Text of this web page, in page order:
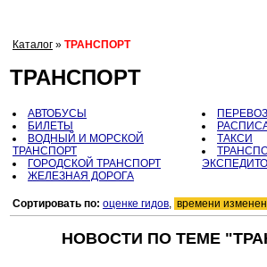
Каталог » ТРАНСПОРТ
ТРАНСПОРТ
АВТОБУСЫ
БИЛЕТЫ
ВОДНЫЙ И МОРСКОЙ
ТРАНСПОРТ
ГОРОДСКОЙ ТРАНСПОРТ
ЖЕЛЕЗНАЯ ДОРОГА
ТАКСИ
Сортировать по: оценке гидов, времени
НОВОСТИ ПО ТЕМЕ